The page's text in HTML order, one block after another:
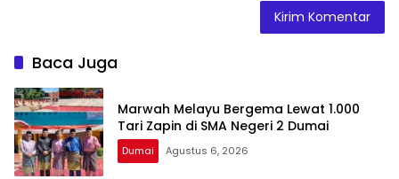
Baca Juga
Marwah Melayu Bergema Lewat 1.000
Tari Zapin di SMA Negeri 2 Dumai
Dumai Agustus 6, 2026